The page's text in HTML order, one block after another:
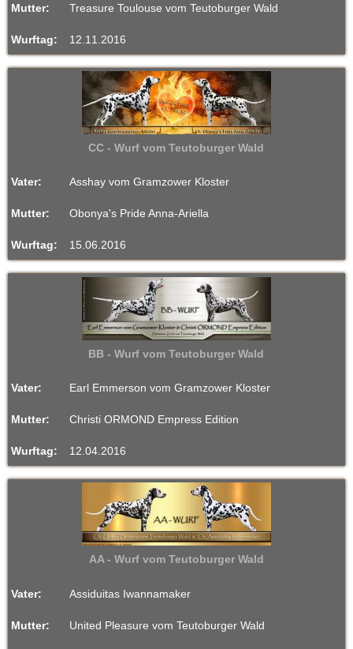
Mutter: Treasure Toulouse vom Teutoburger Wald
Wurftag: 12.11.2016
CC - Wurf vom Teutoburger Wald
Vater: Asshay vom Gramzower Kloster
Mutter: Obonya's Pride Anna-Ariella
Wurftag: 15.06.2016
BB - Wurf vom Teutoburger Wald
Vater: Earl Emmerson vom Gramzower Kloster
Mutter: Christi ORMOND Empress Edition
Wurftag: 12.04.2016
AA - Wurf vom Teutoburger Wald
Vater: Assiduitas Iwannamaker
Mutter: United Pleasure vom Teutoburger Wald